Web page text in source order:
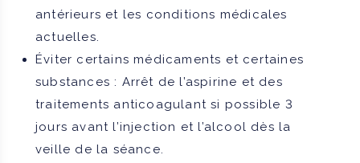
antérieurs et les conditions médicales
actuelles.
Éviter certains médicaments et certaines
substances : Arrêt de l’aspirine et des
traitements anticoagulant si possible 3
jours avant l’injection et l’alcool dès la
veille de la séance.